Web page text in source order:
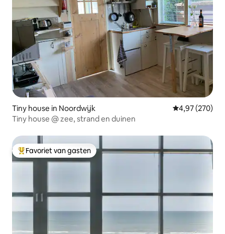
Tiny house in Noordwijk Gemiddelde
4,97 (270)
Tiny house @ zee, strand en duinen
Topfavoriet van gasten
Favoriet van gasten